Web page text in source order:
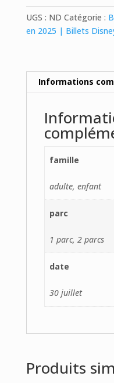
2
UGS : ND Catégorie :
en 2025 | Billets
Informations
famille
adulte, enfant
parc
1 parc, 2 parcs
date
30 juillet
Produits